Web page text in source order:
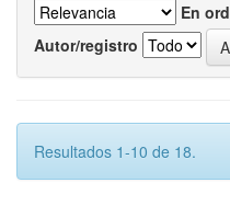
En
Autor/registro
Resultados 1-10 de 18.